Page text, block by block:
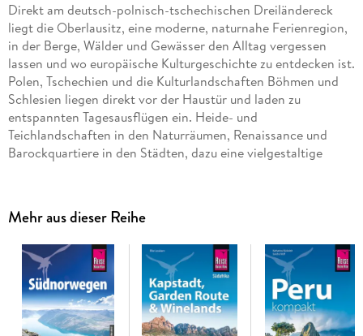
Direkt am deutsch-polnisch-tschechischen Dreiländereck
liegt die Oberlausitz, eine moderne, naturnahe Ferienregion,
in der Berge, Wälder und Gewässer den Alltag vergessen
lassen und wo europäische Kulturgeschichte zu entdecken ist.
Polen, Tschechien und die Kulturlandschaften Böhmen und
Schlesien liegen direkt vor der Haustür und laden zu
entspannten Tagesausflügen ein. Heide- und
Teichlandschaften in den Naturräumen, Renaissance und
Barockquartiere in den Städten, dazu eine vielgestaltige
Gäste aber gut und gerne auch sich selbst überlassen kann.
Das steckt in unserem Reiseführer Oberlausitz / Lausitzer
Seenland:
Übersichtsseiten mit Beschreibungen aller Regionen: Im
Land der Sorben, Berge und Hügel, Heide und Teiche,
Lausitzer Seenland, Görlitz und das Neißeland, Bad
Mehr aus dieser Reihe